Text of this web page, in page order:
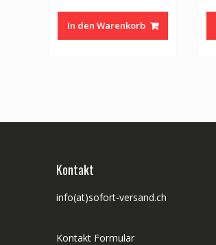
In den Warenkorb
Kontakt
info(at)sofort-versand.ch
Kontakt Formular